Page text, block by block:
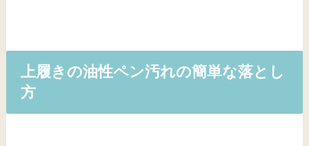
上履きの油性ペン汚れの簡単な落とし
方